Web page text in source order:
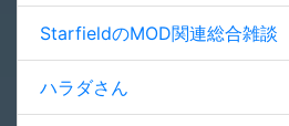
StarfieldのMOD関連総合雑談
ハラダさん